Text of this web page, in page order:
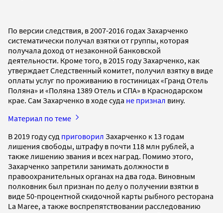
По версии следствия, в 2007-2016 годах Захарченко
систематически получал взятки от группы, которая
получала доход от незаконной банковской
деятельности. Кроме того, в 2015 году Захарченко, как
утверждает Следственный комитет, получил взятку в виде
оплаты услуг по проживанию в гостиницах «Гранд Отель
Поляна» и «Поляна 1389 Отель и СПА» в Краснодарском
крае. Сам Захарченко в ходе суда не признал вину.
Материал по теме
В 2019 году суд приговорил Захарченко к 13 годам
лишения свободы, штрафу в почти 118 млн рублей, а
также лишению звания и всех наград. Помимо этого,
Захарченко запретили занимать должности в
правоохранительных органах на два года. Виновным
полковник был признан по делу о получении взятки в
виде 50-процентной скидочной карты рыбного ресторана
La Maree, а также воспрепятствовании расследованию